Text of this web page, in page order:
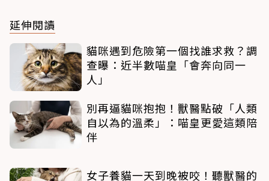
延伸閱讀
貓咪遇到危險第一個找誰求救？調
查曝：近半數喵皇「會奔向同一
人」
別再逼貓咪抱抱！獸醫點破「人類
自以為的溫柔」：喵皇更愛這類陪
伴
女子養貓一天到晚被咬！聽獸醫的